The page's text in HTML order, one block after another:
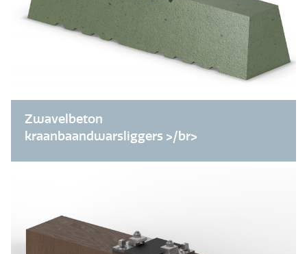
Zwavelbeton
kraanbaandwarsliggers >/br>